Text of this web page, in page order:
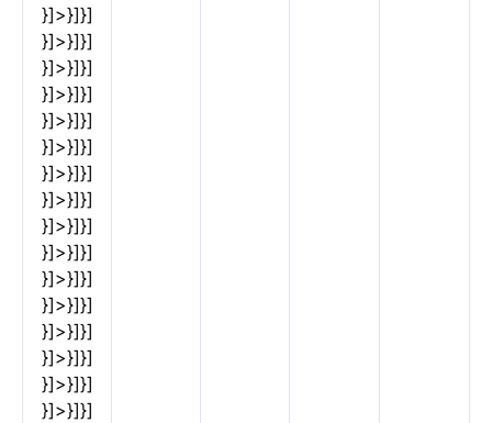
}]>}]}]
}]>}]}]
}]>}]}]
}]>}]}]
}]>}]}]
}]>}]}]
}]>}]}]
}]>}]}]
}]>}]}]
}]>}]}]
}]>}]}]
}]>}]}]
}]>}]}]
}]>}]}]
}]>}]}]
}]>}]}]